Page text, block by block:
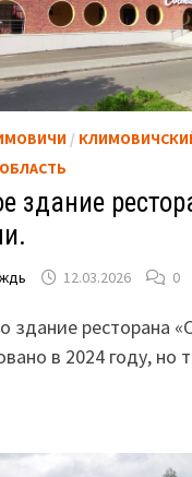
/
здание
12.03.2026 0
здание ресторана
в 2024 году, но